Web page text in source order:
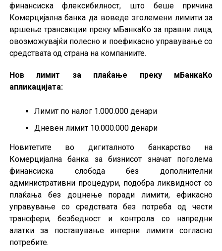
финансиска флексибилност, што беше причина
Комерцијална банка да воведе зголемени лимити за
вршење трансакции преку мБанкаКо за правни лица,
овозможувајќи полесно и поефикасно управување со
средствата од страна на компаниите.
Нов лимит за плаќање преку мБанкаКо
апликацијата:
Лимит по налог 1.000.000 денари
Дневен лимит 10.000.000 денари
Новитетите во дигиталното банкарство на
Комерцијална банка за бизнисот значат поголема
финансиска слобода без дополнителни
административни процедури, подобра ликвидност со
плаќања без доцнење поради лимити, ефикасно
управување со средствата без потреба од чести
трансфери, безбедност и контрола со напредни
алатки за поставување интерни лимити согласно
потребите.